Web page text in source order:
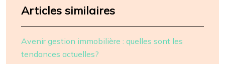
Articles similaires
Avenir gestion immobilière : quelles sont les
tendances actuelles?